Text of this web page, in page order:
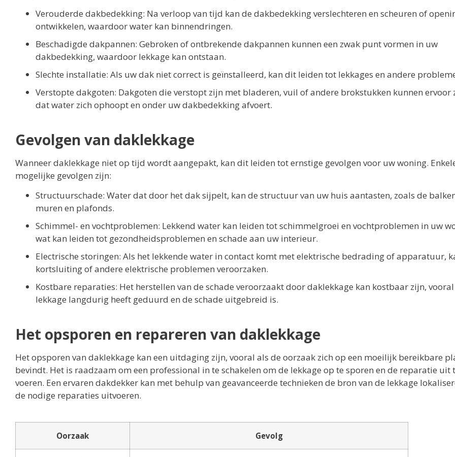
Verouderde dakbedekking: Na verloop van tijd kan de dakbedekking verslechteren en scheuren of
ontwikkelen, waardoor water kan binnendringen.
Beschadigde dakpannen: Gebroken of ontbrekende dakpannen kunnen een zwak punt vormen in uw
dakbedekking, waardoor lekkage kan ontstaan.
Slechte installatie: Als uw dak niet correct is geïnstalleerd, kan dit leiden tot lekkages en andere
Verstopte dakgoten: Dakgoten die verstopt zijn met bladeren, vuil of andere brokstukken kunnen ervoor
dat water zich ophoopt en onder uw dakbedekking afvoert.
Gevolgen van daklekkage
Wanneer daklekkage niet op tijd wordt aangepakt, kan dit leiden tot ernstige gevolgen voor uw woning.
mogelijke gevolgen zijn:
Structuurschade: Water dat door het dak sijpelt, kan de structuur van uw huis aantasten, zoals de
muren en plafonds.
Schimmel- en vochtproblemen: Lekkend water kan leiden tot schimmelgroei en vochtproblemen in uw
wat kan leiden tot gezondheidsproblemen en schade aan uw interieur.
Electrische storingen: Als het lekkende water in contact komt met elektrische bedrading of apparatuur,
kortsluiting of andere elektrische problemen veroorzaken.
Kostbare reparaties: Het herstellen van de schade veroorzaakt door daklekkage kan kostbaar zijn,
lekkage langdurig heeft geduurd en de schade uitgebreid is.
Het opsporen en repareren van daklekkage
Het opsporen van daklekkage kan een uitdaging zijn, vooral als de oorzaak zich op een moeilijk bereikbare
bevindt. Het is raadzaam om een professional in te schakelen om de lekkage op te sporen en de reparatie uit
voeren. Een ervaren dakdekker kan met behulp van geavanceerde technieken de bron van de lekkage
de nodige reparaties uitvoeren.
Oorzaak Gevolg